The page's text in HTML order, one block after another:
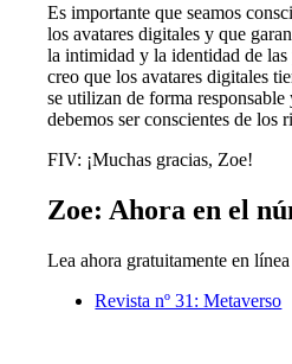
Es importante que seamos
los avatares digitales y que
la intimidad y la identidad de las
creo que los avatares digitales
se utilizan de forma
debemos ser conscientes de los
FIV: ¡Muchas gracias, Zoe!
Zoe: Ahora en el
Lea ahora gratuitamente en
Revista nº 31: Metaverso